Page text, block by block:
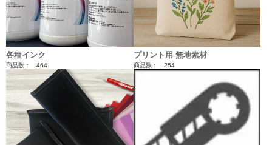
各種インク
商品数： 464
プリント用 無地素材
商品数： 254